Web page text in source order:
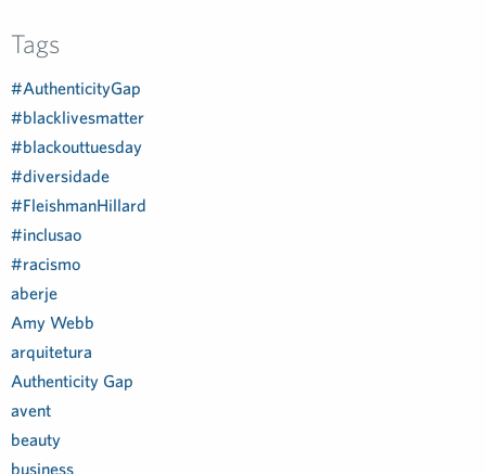
Tags
#AuthenticityGap
#blacklivesmatter
#blackouttuesday
#diversidade
#FleishmanHillard
#inclusao
#racismo
aberje
Amy Webb
arquitetura
Authenticity Gap
avent
beauty
business